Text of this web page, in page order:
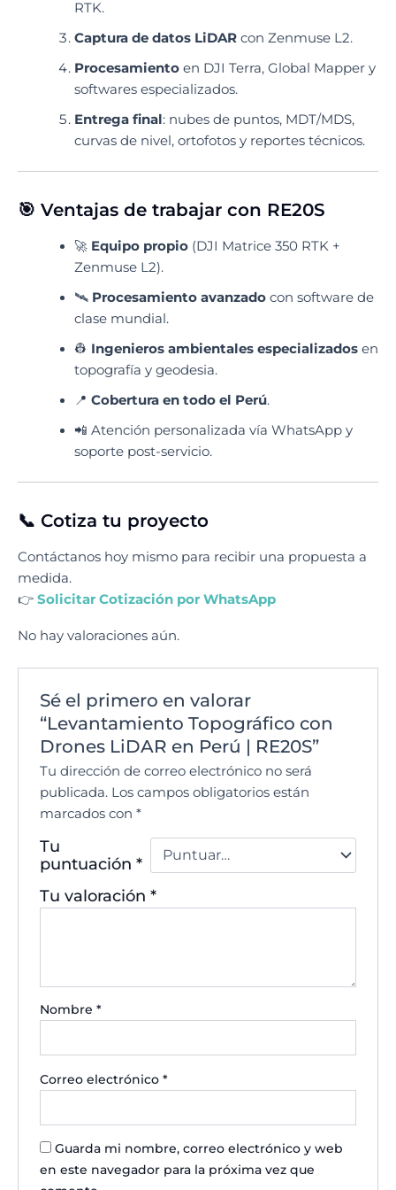
RTK.
Captura de datos LiDARcon Zenmuse L2.
Procesamientoen DJI Terra, Global Mapper y
softwares especializados.
Entrega final: nubes de puntos, MDT/MDS,
curvas de nivel, ortofotos y reportes técnicos.
🎯 Ventajas de trabajar con RE20S
🚀 Equipo propio(DJI Matrice 350 RTK +
Zenmuse L2).
🛰️ Procesamiento avanzadocon software de
clase mundial.
👷 Ingenieros ambientales especializadosen
topografía y geodesia.
📍 Cobertura en todo el Perú.
📲 Atención personalizada vía WhatsApp y
soporte post-servicio.
📞 Cotiza tu proyecto
Contáctanos hoy mismo para recibir una propuesta a
medida.
👉 Solicitar Cotización por WhatsApp
No hay valoraciones aún.
Sé el primero en valorar
“Levantamiento Topográfico con
Drones LiDAR en Perú | RE20S”
Tu dirección de correo electrónico no será
publicada. Los campos obligatorios están
marcados con*
Tu
puntuación*
Tu valoración*
Nombre*
Correo electrónico*
Guarda mi nombre, correo electrónico y web
en este navegador para la próxima vez que